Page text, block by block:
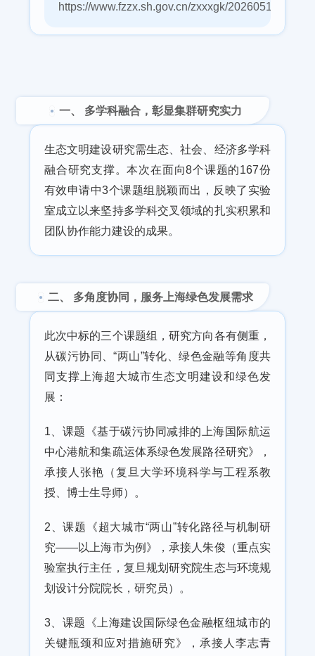
https://www.fzzx.sh.gov.cn/zxxxgk/20260511/
一、 多学科融合，彰显集群研究实力
生态文明建设研究需生态、社会、经济多学科
融合研究支撑。本次在面向8个课题的167份
有效申请中3个课题组脱颖而出，反映了实验
室成立以来坚持多学科交叉领域的扎实积累和
团队协作能力建设的成果。
二、 多角度协同，服务上海绿色发展需求
此次中标的三个课题组，研究方向各有侧重，
从碳污协同 、“两山”转化、绿色金融等角度共
同支撑上海超大城市生态文明建设和绿色发
展：
1、课题《基于碳污协同减排的上海国际航运
中心港航和集疏运体系绿色发展路径研究》，
承接人张艳（复旦大学环境科学与工程系教
授、博士生导师）。
2、课题《超大城市“两山”转化路径与机制研
究——以上海市为例》，承接人朱俊（重点实
验室执行主任，复旦规划研究院生态与环境规
划设计分院院长，研究员）。
3、课题《上海建设国际绿色金融枢纽城市的
关键瓶颈和应对措施研究》，承接人李志青